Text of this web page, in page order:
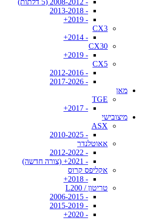
- 2008-2012 (5 דלתות)
- 2013-2018
- 2019+
CX3
- 2014+
CX30
- 2019+
CX5
- 2012-2016
- 2017-2026
מאן
TGE
- 2017+
מיצובישי
ASX
- 2010-2025
אאוטלנדר
- 2012-2022
- 2021+ (צורה חדשה)
אקליפס קרוס
- 2018+
טריטון / L200
- 2006-2015
- 2015-2019
- 2020+